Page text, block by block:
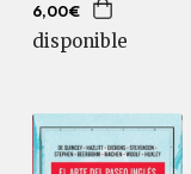
6,00€
disponible